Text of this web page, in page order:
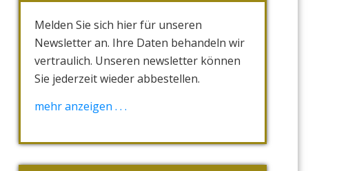
Melden Sie sich hier für unseren
Newsletter an. Ihre Daten behandeln wir
vertraulich. Unseren newsletter können
Sie jederzeit wieder abbestellen.
mehr anzeigen . . .